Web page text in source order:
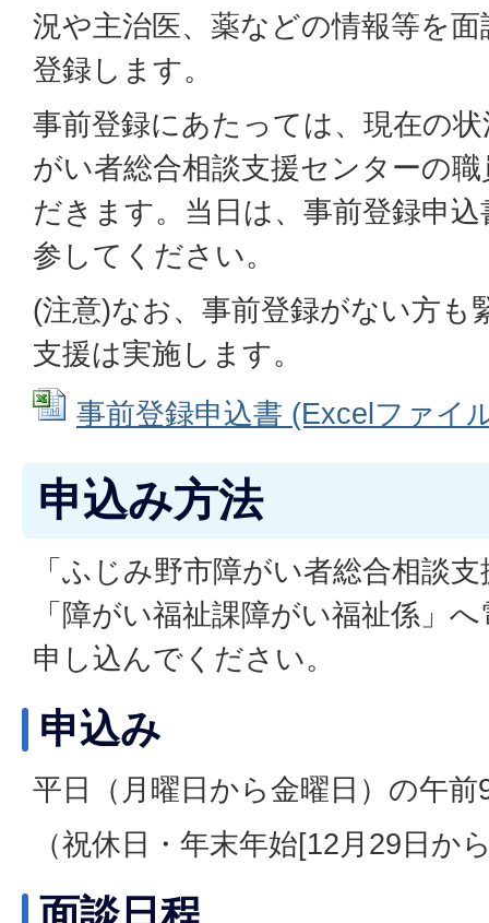
況や主治医、薬などの情報等を
登録します。
事前登録にあたっては、現在の
がい者総合相談支援センターの
だきます。当日は、事前登録申
参してください。
(注意)なお、事前登録がない方も
支援は実施します。
事前登録申込書 (Excelファイ
申込み方法
「ふじみ野市障がい者総合相談
「障がい福祉課障がい福祉係」
申し込んでください。
申込み
平日（月曜日から金曜日）の午
（祝休日・年末年始[12月29日か